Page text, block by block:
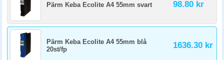
Pärm Keba Ecolite A4 55mm svart 98.80 kr
Pärm Keba Ecolite A4 55mm blå
20st/fp
1636.30 kr